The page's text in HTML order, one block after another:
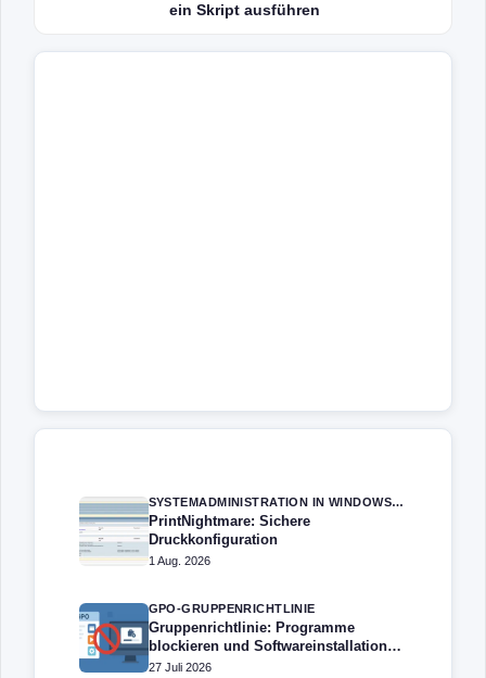
ein Skript ausführen
SYSTEMADMINISTRATION IN WINDOWS SERVER
PrintNightmare: Sichere
Druckkonfiguration
1 Aug. 2026
GPO-GRUPPENRICHTLINIE
Gruppenrichtlinie: Programme
blockieren und Softwareinstallation
verhindern – Softwarebeschränkung
27 Juli 2026